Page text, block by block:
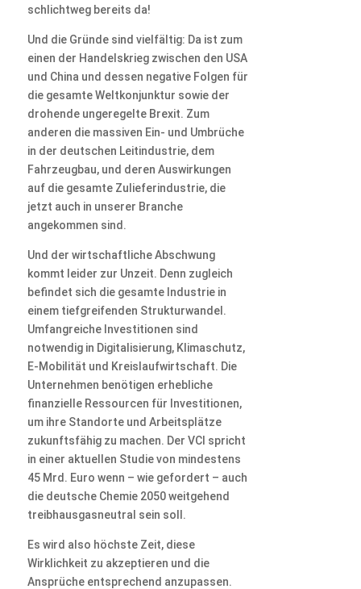
schlichtweg bereits da!
Und die Gründe sind vielfältig: Da ist zum
einen der Handelskrieg zwischen den USA
und China und dessen negative Folgen für
die gesamte Weltkonjunktur sowie der
drohende ungeregelte Brexit. Zum
anderen die massiven Ein- und Umbrüche
in der deutschen Leitindustrie, dem
Fahrzeugbau, und deren Auswirkungen
auf die gesamte Zulieferindustrie, die
jetzt auch in unserer Branche
angekommen sind.
Und der wirtschaftliche Abschwung
kommt leider zur Unzeit. Denn zugleich
befindet sich die gesamte Industrie in
einem tiefgreifenden Strukturwandel.
Umfangreiche Investitionen sind
notwendig in Digitalisierung, Klimaschutz,
E-Mobilität und Kreislaufwirtschaft. Die
Unternehmen benötigen erhebliche
finanzielle Ressourcen für Investitionen,
um ihre Standorte und Arbeitsplätze
zukunftsfähig zu machen. Der VCI spricht
in einer aktuellen Studie von mindestens
45 Mrd. Euro wenn – wie gefordert – auch
die deutsche Chemie 2050 weitgehend
treibhausgasneutral sein soll.
Es wird also höchste Zeit, diese
Wirklichkeit zu akzeptieren und die
Ansprüche entsprechend anzupassen.